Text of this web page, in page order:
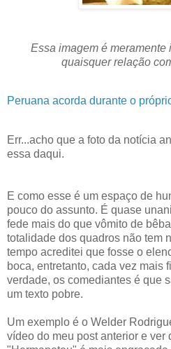
Essa imagem é meramente
quaisquer relação
Peruana acorda durante o
Err...acho que a foto da notícia
essa daqui.
E como esse é um espaço de
pouco do assunto. É quase
fede mais do que vômito de
totalidade dos quadros não tem
tempo acreditei que fosse o
boca, entretanto, cada vez mais
verdade, os comediantes é que
um texto pobre.
Um exemplo é o Welder
vídeo do meu post anterior e ver